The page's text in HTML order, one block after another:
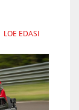
LOE EDASI